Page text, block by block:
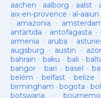
aachen · aalborg · aalst ·
aix-en-provence · al-aaiun
· amazonia ·
antàrtida · antofagasta ·
armenia · aruba ·
augsburg · austin ·
bahrain ·baku · bali ·
bangor· bari ·basel ·
belém · belfast· belize ·
birmingham · bogota ·
botswana ·